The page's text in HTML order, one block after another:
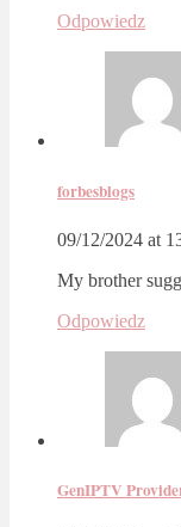
Odpowiedz
forbesblogs
09/12/2024 at
My brother
Odpowiedz
GenIPTV